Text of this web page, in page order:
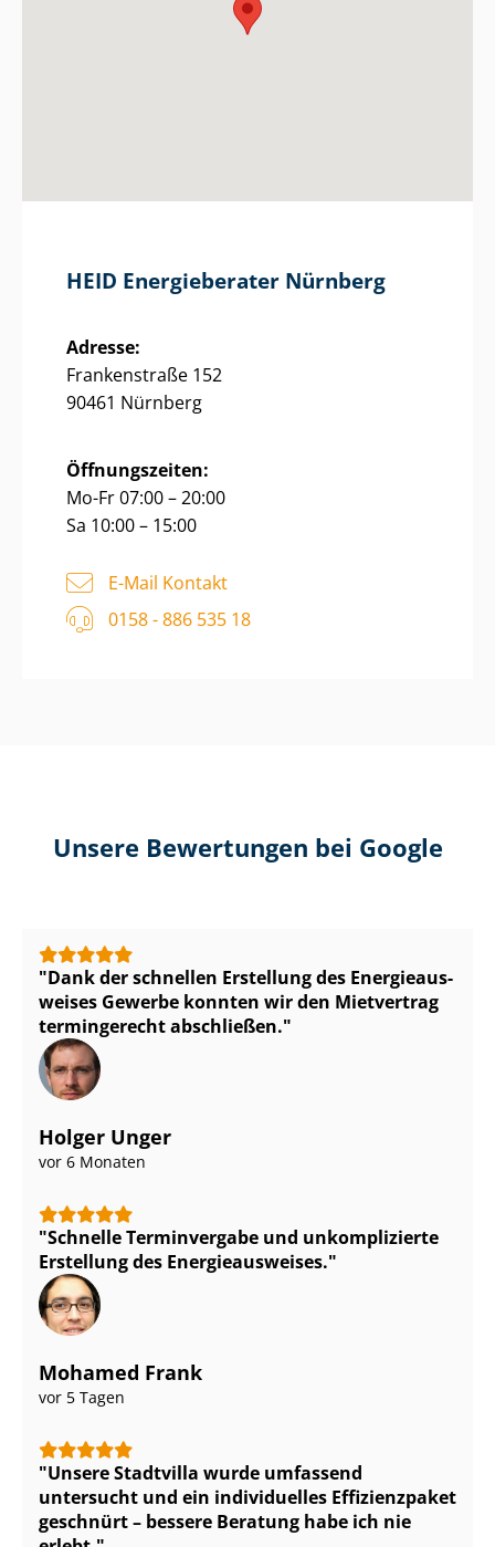
HEID Energieberater Nürnberg
Adresse:
Frankenstraße 152
90461 Nürnberg
Öffnungszeiten:
Mo-Fr 07:00 – 20:00
Sa 10:00 – 15:00
E-Mail Kontakt
0158 - 886 535 18
Unsere Bewertungen bei Google
Dank der schnellen Erstellung des En­er­gie­aus­
wei­ses Gewerbe konnten wir den Mietvertrag
termingerecht abschließen.
Holger Unger
vor 6 Monaten
Schnelle Terminvergabe und unkomplizierte
Erstellung des En­er­gie­aus­wei­ses.
Mohamed Frank
vor 5 Tagen
Unsere Stadtvilla wurde umfassend
untersucht und ein individuelles Effizienzpaket
geschnürt – bessere Beratung habe ich nie